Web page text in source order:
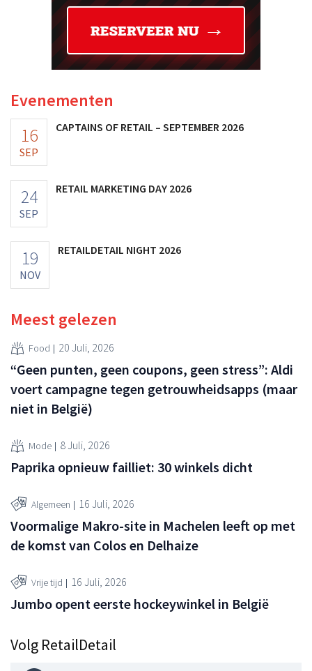
Evenementen
16
SEP
CAPTAINS OF RETAIL – SEPTEMBER 2026
24
SEP
RETAIL MARKETING DAY 2026
19
NOV
RETAILDETAIL NIGHT 2026
Meest gelezen
Food 20 Juli, 2026
“Geen punten, geen coupons, geen stress”: Aldi
voert campagne tegen getrouwheidsapps (maar
niet in België)
Mode 8 Juli, 2026
Paprika opnieuw failliet: 30 winkels dicht
Algemeen 16 Juli, 2026
Voormalige Makro-site in Machelen leeft op met
de komst van Colos en Delhaize
Vrije tijd 16 Juli, 2026
Jumbo opent eerste hockeywinkel in België
Volg RetailDetail